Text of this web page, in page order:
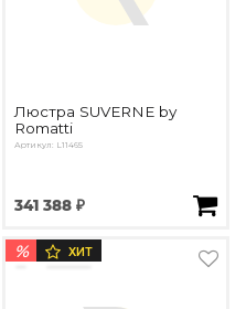
Люстра SUVERNE by
Romatti
Артикул: L11465
341 388 ₽
% ХИТ